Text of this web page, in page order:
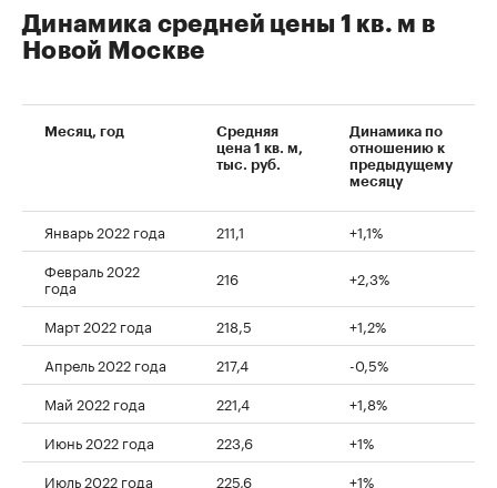
Динамика средней цены 1 кв. м в
Новой Москве
Месяц, год
Средняя
цена 1 кв. м,
тыс. руб.
Динамика по
отношению к
предыдущему
месяцу
Январь 2022 года 211,1
+1,1%
Февраль 2022
года 216 +2,3%
Март 2022 года 218,5
+1,2%
Апрель 2022 года
217,4
-0,5%
Май 2022 года
221,4
+1,8%
Июнь 2022 года
223,6
+1%
Июль 2022 года
225,6 +1%